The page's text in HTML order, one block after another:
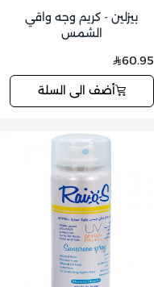
بيزلين - كريم وجه واقي
الشمس
60.95
أضف الى السلة